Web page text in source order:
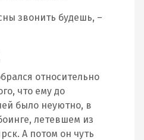
звонить будешь, –
относительно
что ему до
было неуютно, в
летевшем из
А потом он чуть